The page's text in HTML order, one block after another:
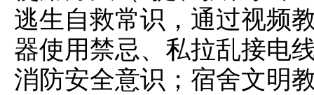
逃生自救常识，通过视频
器使用禁忌、私拉乱接电
消防安全意识；宿舍文明